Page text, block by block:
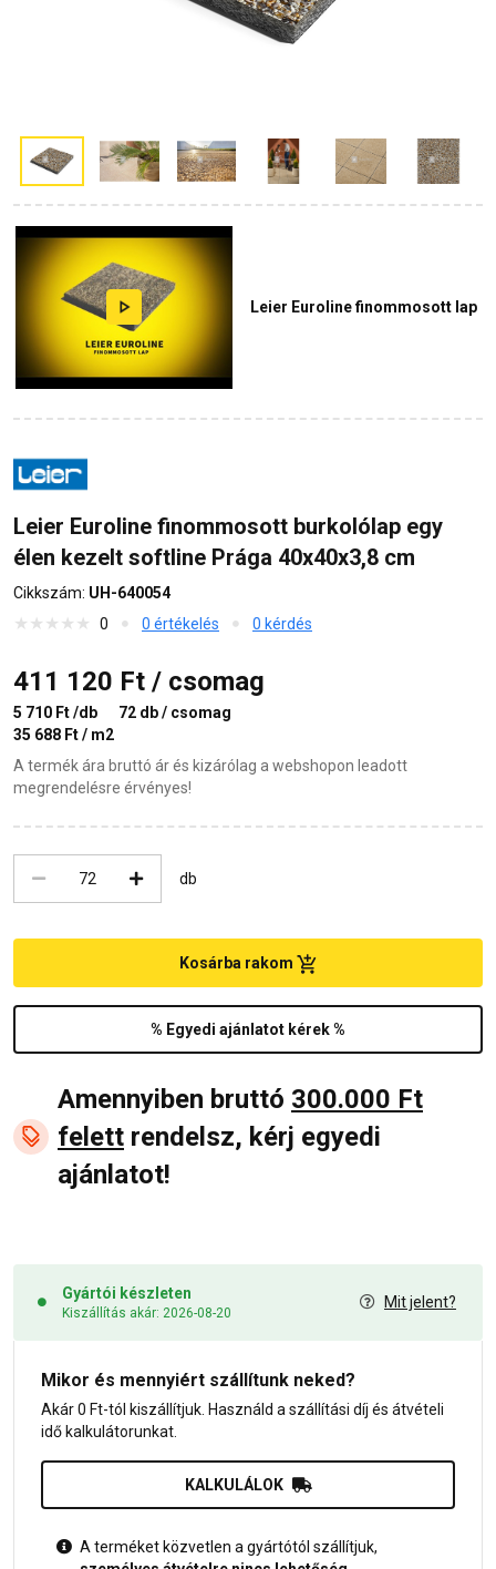
Leier Euroline finommosott lap
Leier Euroline finommosott burkolólap egy
élen kezelt softline Prága 40x40x3,8 cm
Cikkszám: UH-640054
0
0 értékelés 0 kérdés
411 120 Ft / csomag
5 710 Ft /db
72 db / csomag
35 688 Ft / m2
A termék ára bruttó ár és kizárólag a webshopon leadott
megrendelésre érvényes!
db
% Egyedi ajánlatot kérek %
Kosárba rakom
Amennyiben bruttó 300.000 Ft
felett rendelsz, kérj egyedi
ajánlatot!
Gyártói készleten
Kiszállítás akár: 2026-08-20
Mit jelent?
Mikor és mennyiért szállítunk neked?
Akár 0 Ft-tól kiszállítjuk. Használd a szállítási díj és átvételi
idő kalkulátorunkat.
KALKULÁLOK
A terméket közvetlen a gyártótól szállítjuk,